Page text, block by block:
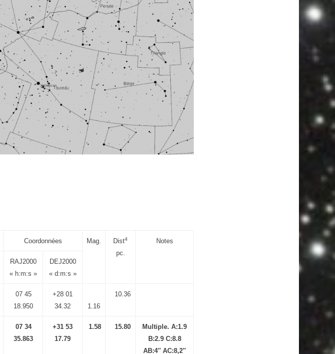
Coordonnées Mag. Dist4
pc.
Notes
RAJ2000
« h:m:s »
DEJ2000
« d:m:s »
07 45
18.950
+28 01
34.32
1.16
10.36
07 34
35.863
+31 53
17.79
1.58 15.80
Multiple. A:1.9
B:2.9 C:8.8
AB:4″ AC:8,2″